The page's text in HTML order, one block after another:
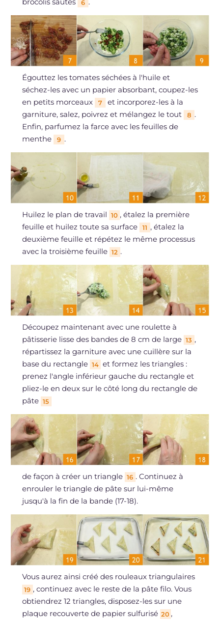
brocolis sautés 6 .
Égouttez les tomates séchées à l'huile et
séchez-les avec un papier absorbant, coupez-les
en petits morceaux
7
et incorporez-les à la
garniture, salez, poivrez et mélangez le tout
8 .
Enfin, parfumez la farce avec les feuilles de
menthe
9 .
Huilez le plan de travail 10 , étalez la première
feuille et huilez toute sa surface
11 , étalez la
deuxième feuille et répétez le même processus
avec la troisième feuille 12 .
Découpez maintenant avec une roulette à
pâtisserie lisse des bandes de 8 cm de large 13 ,
répartissez la garniture avec une cuillère sur la
base du rectangle 14 et formez les triangles :
prenez l'angle inférieur gauche du rectangle et
pliez-le en deux sur le côté long du rectangle de
pâte 15
de façon à créer un triangle 16 . Continuez à
enrouler le triangle de pâte sur lui-même
jusqu'à la fin de la bande (17-18).
Vous aurez ainsi créé des rouleaux triangulaires
19 , continuez avec le reste de la pâte filo. Vous
obtiendrez 12 triangles, disposez-les sur une
plaque recouverte de papier sulfurisé 20 ,